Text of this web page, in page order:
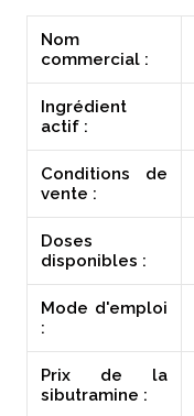
Nom
commercial :
Ingrédient
actif :
Conditions de
vente :
Doses
disponibles :
Mode d'emploi
:
Prix de la
sibutramine :